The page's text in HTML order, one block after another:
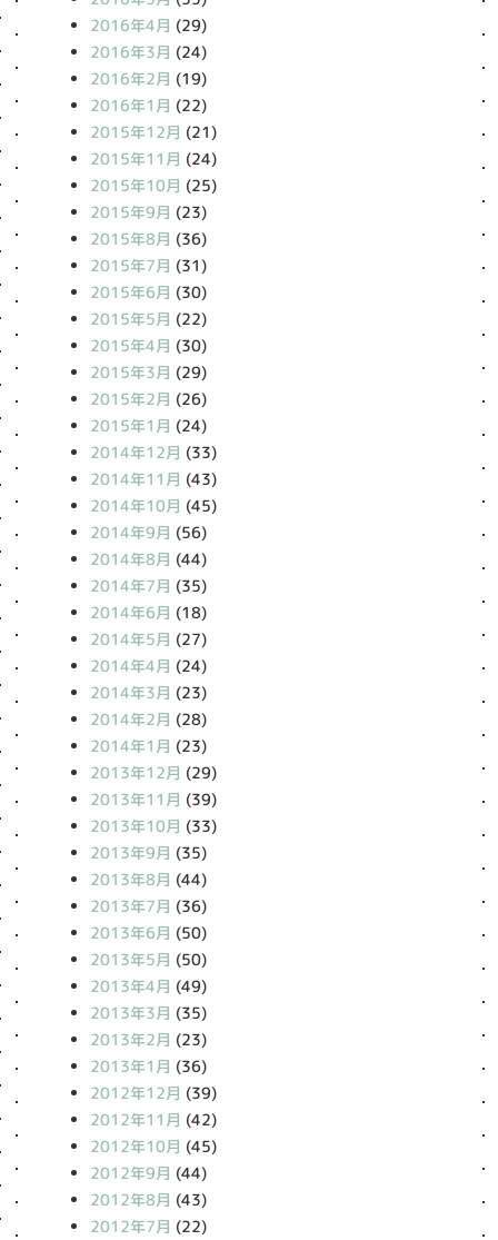
2016年4月 (29)
2016年3月 (24)
2016年2月 (19)
2016年1月 (22)
2015年12月 (21)
2015年11月 (24)
2015年10月 (25)
2015年9月 (23)
2015年8月 (36)
2015年7月 (31)
2015年6月 (30)
2015年5月 (22)
2015年4月 (30)
2015年3月 (29)
2015年2月 (26)
2015年1月 (24)
2014年12月 (33)
2014年11月 (43)
2014年10月 (45)
2014年9月 (56)
2014年8月 (44)
2014年7月 (35)
2014年6月 (18)
2014年5月 (27)
2014年4月 (24)
2014年3月 (23)
2014年2月 (28)
2014年1月 (23)
2013年12月 (29)
2013年11月 (39)
2013年10月 (33)
2013年9月 (35)
2013年8月 (44)
2013年7月 (36)
2013年6月 (50)
2013年5月 (50)
2013年4月 (49)
2013年3月 (35)
2013年2月 (23)
2013年1月 (36)
2012年12月 (39)
2012年11月 (42)
2012年10月 (45)
2012年9月 (44)
2012年8月 (43)
2012年7月 (22)